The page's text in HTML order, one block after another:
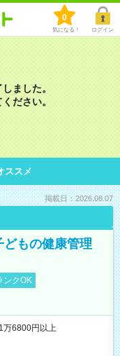
0
気になる！ ログイン
ました。
ださい。
ススメ
掲載日：2026.08.07
どもの健康管理
ンクOK
6800円以上